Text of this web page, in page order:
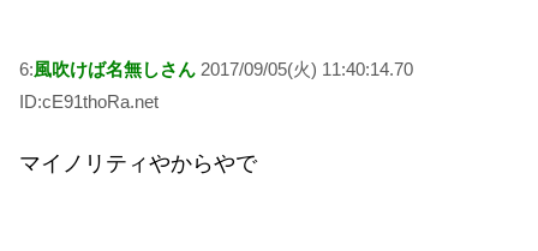
6:風吹けば名無しさん 2017/09/05(火) 11:40:14.70
ID:cE91thoRa.net
マイノリティやからやで